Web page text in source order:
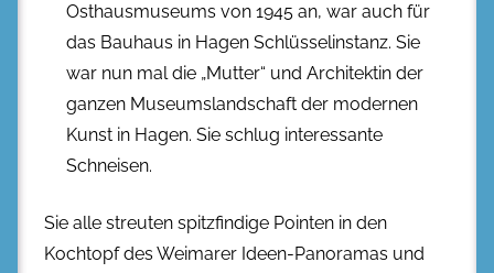
Osthausmuseums von 1945 an, war auch für
das Bauhaus in Hagen Schlüsselinstanz. Sie
war nun mal die „Mutter“ und Architektin der
ganzen Museumslandschaft der modernen
Kunst in Hagen. Sie schlug interessante
Schneisen.
Sie alle streuten spitzfindige Pointen in den
Kochtopf des Weimarer Ideen-Panoramas und